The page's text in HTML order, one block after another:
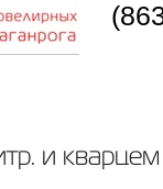
и кварцем